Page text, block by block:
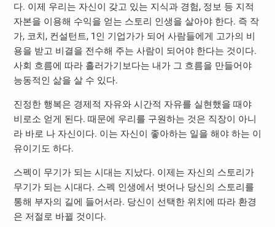
다. 이제 우리는 자신이 갖고 있는 지식과 경험, 정보 등 지적
자본을 이용해 수익을 얻는 스토리 인생을 살아야 한다. 즉 작
가, 코치, 컨설턴트, 1인 기업가가 되어 사람들에게 고가의 비
용을 받고 비결을 전수해 주는 사람이 되어야 한다는 것이다.
사회 흐름에 따라 흘러가기보다는 내가 그 흐름을 만들어야
능동적인 삶을 살 수 있다.
진정한 행복은 경제적 자유와 시간적 자유를 실현했을 때야
비로소 얻게 된다. 때문에 우리를 구원하는 것은 직장이 아니
라 바로 나 자신이다. 이는 자신이 좋아하는 일을 해야 하는 이
유이기도 하다.
스펙이 무기가 되는 시대는 지났다. 이제는 자신의 스토리가
무기가 되는 시대다. 스펙 인생에서 벗어나 당신의 스토리를
통해 부자의 길에 들어서라. 당신이 선택한 위치에 따라 환경
은 저절로 바뀔 것이다.